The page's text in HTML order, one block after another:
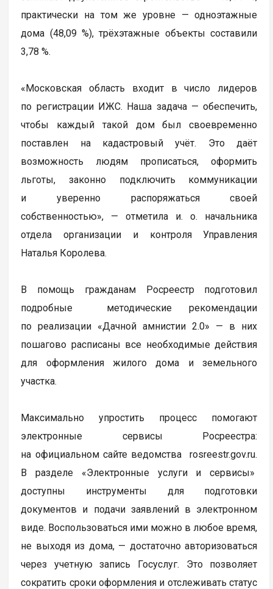
практически на том же уровне — одноэтажные
дома (48,09 %), трёхэтажные объекты составили
3,78 %.
«Московская область входит в число лидеров
по регистрации ИЖС. Наша задача — обеспечить,
чтобы каждый такой дом был своевременно
поставлен на кадастровый учёт. Это даёт
возможность людям прописаться, оформить
льготы, законно подключить коммуникации
и уверенно распоряжаться своей
собственностью», — отметила и. о. начальника
отдела организации и контроля Управления
Наталья Королева.
В помощь гражданам Росреестр подготовил
подробные методические рекомендации
по реализации «Дачной амнистии 2.0» — в них
пошагово расписаны все необходимые действия
для оформления жилого дома и земельного
участка.
Максимально упростить процесс помогают
электронные сервисы Росреестра:
на официальном сайте ведомства rosreestr.gov.ru.
В разделе «Электронные услуги и сервисы»
доступны инструменты для подготовки
документов и подачи заявлений в электронном
виде. Воспользоваться ими можно в любое время,
не выходя из дома, — достаточно авторизоваться
через учетную запись Госуслуг. Это позволяет
сократить сроки оформления и отслеживать статус